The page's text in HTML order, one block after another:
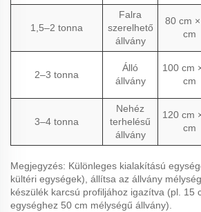
1,5–2 tonna
Falra
szerelhető
állvány
80 cm
cm
2–3 tonna
Álló
állvány
100 cm
cm
3–4 tonna
Nehéz
terhelésű
állvány
120 cm
cm
Megjegyzés: Különleges kialakítású
kültéri egységek), állítsa az állvány
készülék karcsú profiljához igazítva (pl. 15
egységhez 50 cm mélységű állvány).